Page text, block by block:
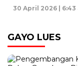
30 April 2026 | 6:43
GAYO LUES